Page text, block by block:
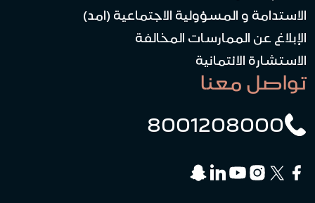
الاستدامة و المسؤولية الاجتماعية (امد)
الإبلاغ عن الممارسات المخالفة
الاستشارة الائتمانية
تواصل معنا
8001208000